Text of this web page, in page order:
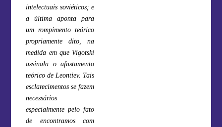
intelectuais soviéticos; e
a última aponta para
um rompimento teórico
propriamente dito, na
medida em que Vigotski
assinala o afastamento
teórico de Leontiev. Tais
esclarecimentos se fazem
necessários
especialmente pelo fato
de encontramos com